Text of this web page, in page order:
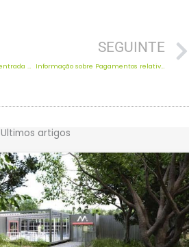
Encerramento provisório da entrada principal da Herdade
SEGUINTE
Informação sobre Pagamentos relativos a 2025
Ultimos artigos